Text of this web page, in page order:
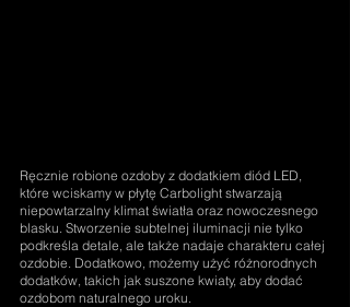
Ręcznie robione ozdoby z dodatkiem diód LED,
które wciskamy w płytę Carbolight stwarzają
niepowtarzalny klimat światła oraz nowoczesnego
blasku. Stworzenie subtelnej iluminacji nie tylko
podkreśla detale, ale także nadaje charakteru całej
ozdobie. Dodatkowo, możemy użyć różnorodnych
dodatków, takich jak suszone kwiaty, aby dodać
ozdobom naturalnego uroku.